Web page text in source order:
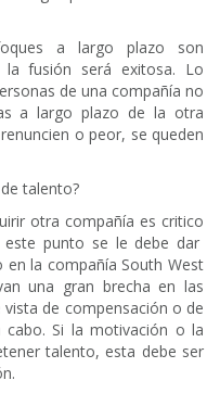
a largo plazo son
la fusión será exitosa. Lo
de una compañía no
a largo plazo de la otra
o peor, se queden
talento?
otra compañía es critico
punto se le debe dar
en la compañía South West
una gran brecha en las
de compensación o de
Si la motivación o la
talento, esta debe ser